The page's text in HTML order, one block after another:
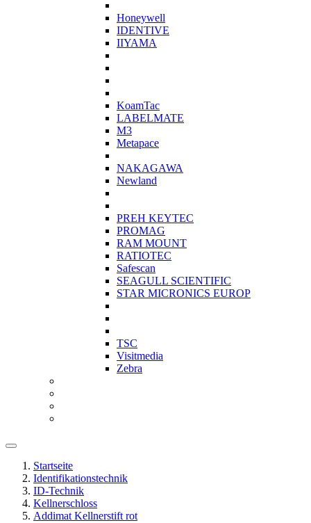
Honeywell
IDENTIVE
IIYAMA
KoamTac
LABELMATE
M3
Metapace
NAKAGAWA
Newland
PREH KEYTEC
PROMAG
RAM MOUNT
RATIOTEC
Safescan
SEAGULL SCIENTIFIC
STAR MICRONICS EUROP
TSC
Visitmedia
Zebra
Startseite
Identifikationstechnik
ID-Technik
Kellnerschloss
Addimat Kellnerstift rot